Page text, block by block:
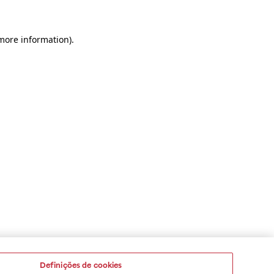
information).
Definições de cookies